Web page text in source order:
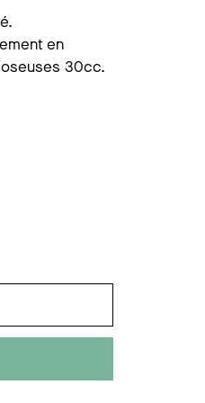
en
30cc.